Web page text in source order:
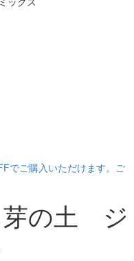
でご購入いただけます。ご
芽の土 ジ